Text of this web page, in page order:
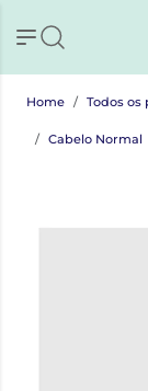
Home Todos
Cabelo Normal